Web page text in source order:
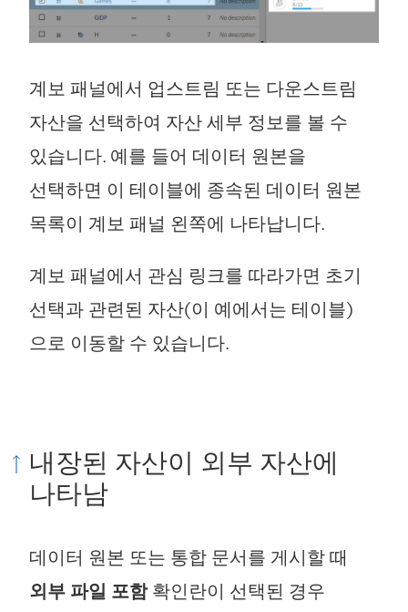
계보 패널에서 업스트림 또는 다운스트림
자산을 선택하여 자산 세부 정보를 볼 수
있습니다. 예를 들어 데이터 원본을
선택하면 이 테이블에 종속된 데이터 원본
목록이 계보 패널 왼쪽에 나타납니다.
계보 패널에서 관심 링크를 따라가면 초기
선택과 관련된 자산(이 예에서는 테이블)
으로 이동할 수 있습니다.
내장된 자산이 외부 자산에
나타남
데이터 원본 또는 통합 문서를 게시할 때
외부 파일 포함확인란이 선택된 경우